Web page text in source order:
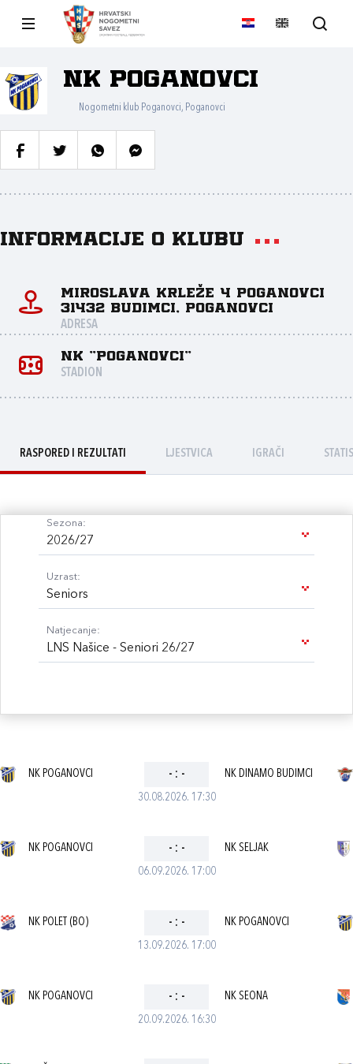
NK Poganovci
Nogometni klub Poganovci, Poganovci
Informacije o klubu
Miroslava Krleže 4 Poganovci
31432 Budimci, Poganovci
ADRESA
NK "Poganovci"
STADION
RASPORED I REZULTATI LJESTVICA IGRAČI
Sezona:
2026/27
Uzrast:
Seniors
Natjecanje:
LNS Našice - Seniori 26/27
30.08.2026. 17:30
NK POGANOVCI - : - NK DINAMO BUDIMCI
06.09.2026. 17:00
NK POGANOVCI - : - NK SELJAK
13.09.2026. 17:00
NK POLET (BO) - : - NK POGANOVCI
20.09.2026. 16:30
NK POGANOVCI - : - NK SEONA